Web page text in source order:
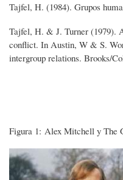
Tajfel, H. (1984). Grupos
Tajfel, H. & J. Turner (1979).
conflict. In Austin, W & S.
intergroup relations. Brooks/
Figura 1: Alex Mitchell y The
Imagen